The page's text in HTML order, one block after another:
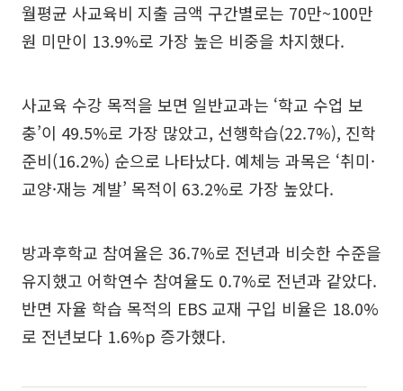
월평균 사교육비 지출 금액 구간별로는 70만~100만
원 미만이 13.9%로 가장 높은 비중을 차지했다.
사교육 수강 목적을 보면 일반교과는 ‘학교 수업 보
충’이 49.5%로 가장 많았고, 선행학습(22.7%), 진학
준비(16.2%) 순으로 나타났다. 예체능 과목은 ‘취미·
교양·재능 계발’ 목적이 63.2%로 가장 높았다.
방과후학교 참여율은 36.7%로 전년과 비슷한 수준을
유지했고 어학연수 참여율도 0.7%로 전년과 같았다.
반면 자율 학습 목적의 EBS 교재 구입 비율은 18.0%
로 전년보다 1.6%p 증가했다.